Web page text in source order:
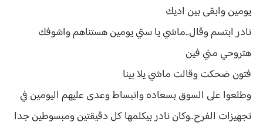
يومين وابقى بين اديك
نادر ابتسم وقال..ماشي يا ستي يومين هستناهم واشوفك
هتروحي مني فين
فتون ضحكت وقالت ماشي يلا بينا
وطلعوا على السوق بسعاده وانبساط وعدى عليهم اليومين في
تجهيزات الفرح..وكان نادر بيكلمها كل دقيقتين ومبسوطين جدا